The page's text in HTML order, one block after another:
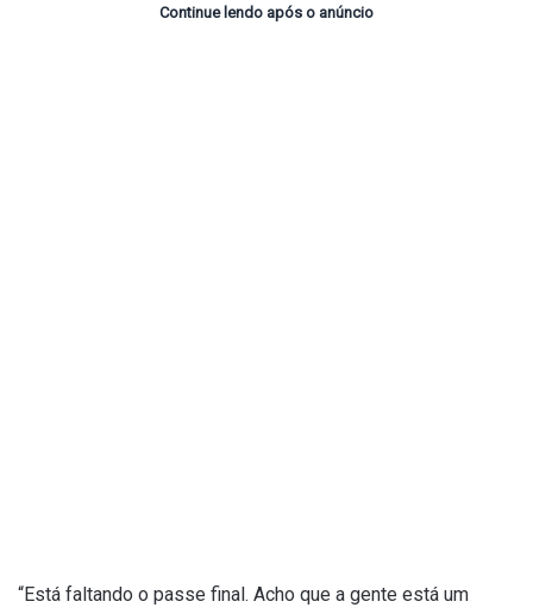
Continue lendo após o anúncio
“Está faltando o passe final. Acho que a gente está um